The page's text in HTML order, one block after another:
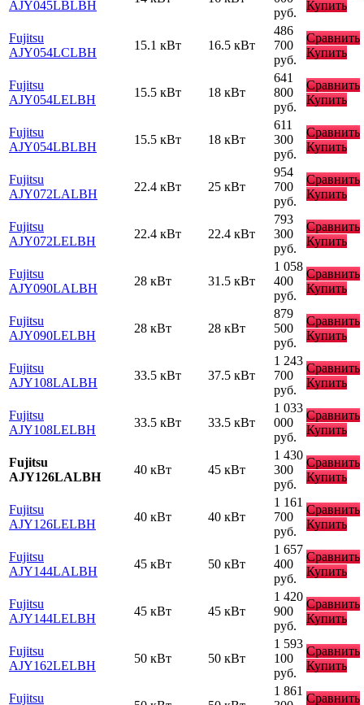
AJY045LBLBH
руб.
Купить
Fujitsu
AJY054LCLBH
15.1 кВт 16.5 кВт
486
700
руб.
Сравнить
Купить
Fujitsu
AJY054LELBH
15.5 кВт 18 кВт
641
800
руб.
Сравнить
Купить
Fujitsu
AJY054LBLBH
15.5 кВт 18 кВт
611
300
руб.
Сравнить
Купить
Fujitsu
AJY072LALBH
22.4 кВт 25 кВт
954
700
руб.
Сравнить
Купить
Fujitsu
AJY072LELBH
22.4 кВт 22.4 кВт
793
300
руб.
Сравнить
Купить
Fujitsu
AJY090LALBH
28 кВт 31.5 кВт
1 058
400
руб.
Сравнить
Купить
Fujitsu
AJY090LELBH
28 кВт 28 кВт
879
500
руб.
Сравнить
Купить
Fujitsu
AJY108LALBH
33.5 кВт 37.5 кВт
1 243
700
руб.
Сравнить
Купить
Fujitsu
AJY108LELBH
33.5 кВт 33.5 кВт
1 033
000
руб.
Сравнить
Купить
Fujitsu
AJY126LALBH
40 кВт 45 кВт
1 430
300
руб.
Сравнить
Купить
Fujitsu
AJY126LELBH
40 кВт 40 кВт
1 161
700
руб.
Сравнить
Купить
Fujitsu
AJY144LALBH
45 кВт 50 кВт
1 657
400
руб.
Сравнить
Купить
Fujitsu
AJY144LELBH
45 кВт 45 кВт
1 420
900
руб.
Сравнить
Купить
Fujitsu
AJY162LELBH
50 кВт 50 кВт
1 593
100
руб.
Сравнить
Купить
Fujitsu
1 861
Сравнить